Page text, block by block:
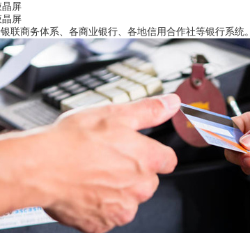
晶屏
晶屏
联商务体系、各商业银行、各地信用合作社等银行系